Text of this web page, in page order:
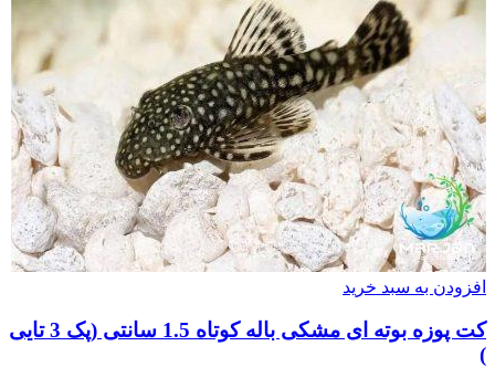
افزودن به سبد خرید
کت پوزه بوته ای مشکی باله کوتاه 1.5 سانتی (پک 3 تایی
)